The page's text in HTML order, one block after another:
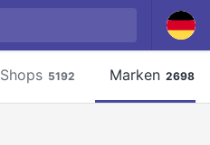
Shops 5192 Marken 2698